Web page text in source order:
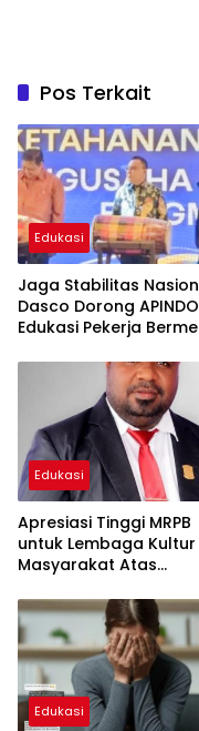
Pos Terkait
Edukasi
Jaga Stabilitas
Dasco Dorong APINDO
Edukasi Pekerja
Edukasi
Apresiasi Tinggi MRPB
untuk Lembaga
Masyarakat Atas
Edukasi